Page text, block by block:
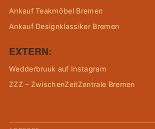
Ankauf Teakmöbel Bremen
Ankauf Designklassiker Bremen
EXTERN:
Wedderbruuk auf Instagram
ZZZ – ZwischenZeitZentrale Bremen